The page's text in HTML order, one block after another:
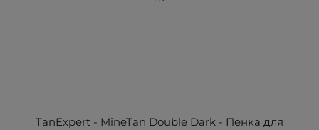
TanExpert - MineTan Double Dark - Пенка для